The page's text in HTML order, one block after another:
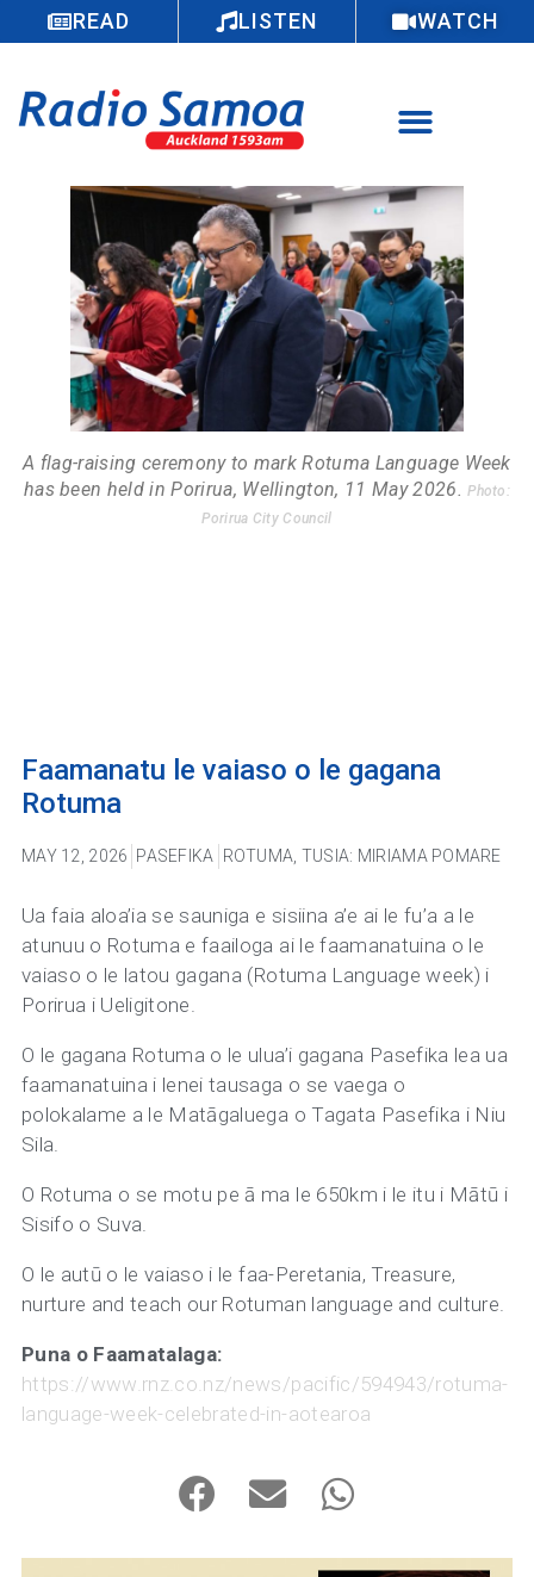
READ LISTEN WATCH
A flag-raising ceremony to mark Rotuma Language Week
has been held in Porirua, Wellington, 11 May 2026.Photo:
Porirua City Council
Faamanatu le vaiaso o le gagana
Rotuma
MAY 12, 2026 PASEFIKA ROTUMA, TUSIA: MIRIAMA POMARE
Ua faia aloa’ia se sauniga e sisiina a’e ai le fu’a a le
atunuu o Rotuma e faailoga ai le faamanatuina o le
vaiaso o le latou gagana (Rotuma Language week) i
Porirua i Ueligitone.
O le gagana Rotuma o le ulua’i gagana Pasefika lea ua
faamanatuina i lenei tausaga o se vaega o
polokalame a le Matāgaluega o Tagata Pasefika i Niu
Sila.
O Rotuma o se motu pe ā ma le 650km i le itu i Mātū i
Sisifo o Suva.
O le autū o le vaiaso i le faa-Peretania, Treasure,
nurture and teach our Rotuman language and culture.
Puna o Faamatalaga:
https://www.rnz.co.nz/news/pacific/594943/rotuma-
language-week-celebrated-in-aotearoa